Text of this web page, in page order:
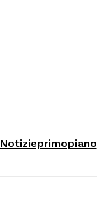
Notizieprimopiano